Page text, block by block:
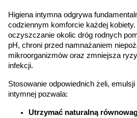
Higiena intymna odgrywa
codziennym komforcie każdej kobiety.
oczyszczanie okolic dróg rodnych
pH, chroni przed namnażaniem
mikroorganizmów oraz zmniejsza
infekcji.
Stosowanie odpowiednich żeli, emulsji
intymnej pozwala:
Utrzymać naturalną